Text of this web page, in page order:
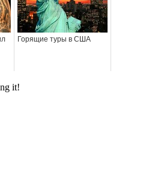
Горящие туры в США
it!